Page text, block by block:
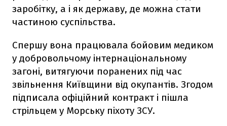
заробітку, а і як державу, де можна стати
частиною суспільства.
Спершу вона працювала бойовим медиком
у добровольчому інтернаціональному
загоні, витягуючи поранених під час
звільнення Київщини від окупантів. Згодом
підписала офіційний контракт і пішла
стрільцем у Морську піхоту ЗСУ.